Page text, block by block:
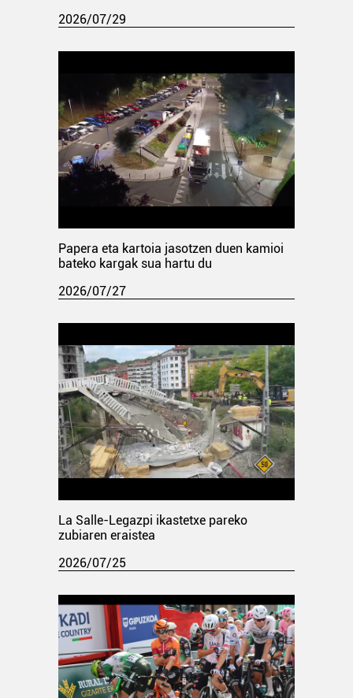
2026/07/29
Papera eta kartoia jasotzen duen kamioi
bateko kargak sua hartu du
2026/07/27
La Salle-Legazpi ikastetxe pareko
zubiaren eraistea
2026/07/25